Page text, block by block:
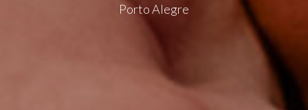
Porto Alegre